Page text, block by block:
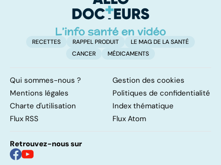
RECETTES RAPPEL PRODUIT
LE MAG DE LA SANTÉ
CANCER
MÉDICAMENTS
Qui sommes-nous ?
Gestion des cookies
Mentions légales
Politiques de confidentialité
Charte d'utilisation
Index thématique
Flux RSS
Flux Atom
Retrouvez-nous sur